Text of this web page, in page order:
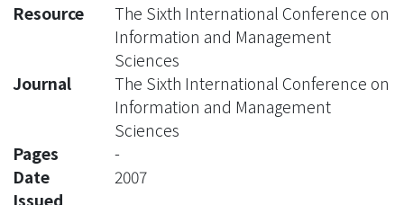
Resource
The Sixth International Conference on
Information and Management
Sciences
Journal
The Sixth International Conference on
Information and Management
Sciences
Pages
-
Date
Issued
2007